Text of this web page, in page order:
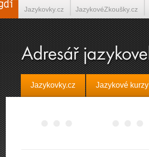
Jazykovky.cz Jazykové kurzy
Jazykovky.cz JazykovéZkoušky.cz
Španělština on-line Italština on-line